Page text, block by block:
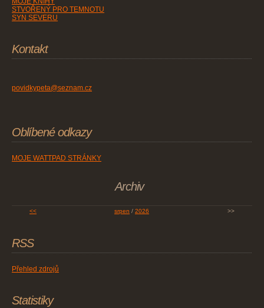
STVOŘENÝ PRO TEMNOTU
SYN SEVERU
Kontakt
povidkypeta@seznam.cz
Oblíbené odkazy
MOJE WATTPAD STRÁNKY
Archiv
<< srpen / 2026 >>
RSS
Přehled zdrojů
Statistiky